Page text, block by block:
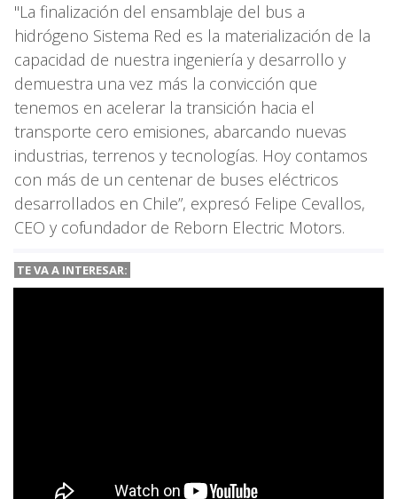
"La finalización del ensamblaje del bus a
hidrógeno Sistema Red es la materialización de la
capacidad de nuestra ingeniería y desarrollo y
demuestra una vez más la convicción que
tenemos en acelerar la transición hacia el
transporte cero emisiones, abarcando nuevas
industrias, terrenos y tecnologías. Hoy contamos
con más de un centenar de buses eléctricos
desarrollados en Chile”, expresó Felipe Cevallos,
CEO y cofundador de Reborn Electric Motors.
TE VA A INTERESAR: